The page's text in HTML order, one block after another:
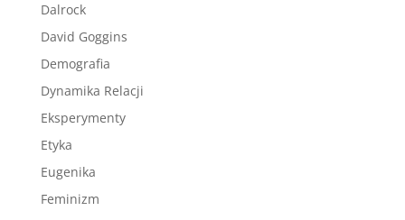
Dalrock
David Goggins
Demografia
Dynamika Relacji
Eksperymenty
Etyka
Eugenika
Feminizm